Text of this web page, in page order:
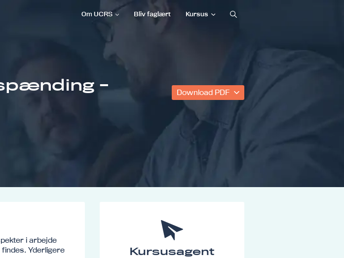
Om UCRS Bliv faglært Kursus
-
Download PDF
i arbejde
Yderligere
Kursusagent